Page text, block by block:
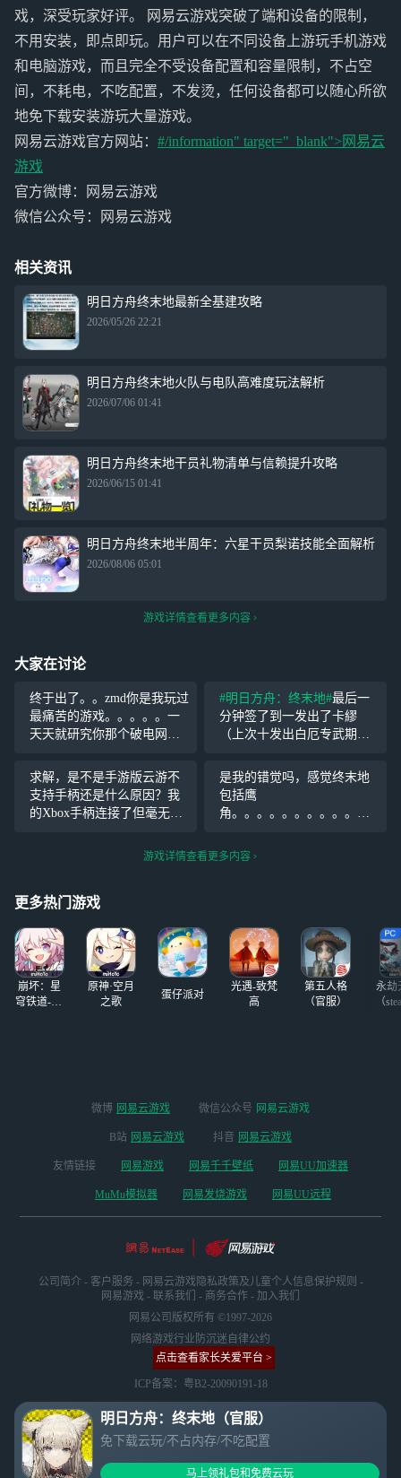
戏，深受玩家好评。 网易云游戏突破了端和设备的限制，
不用安装，即点即玩。用户可以在不同设备上游玩手机游戏
和电脑游戏，而且完全不受设备配置和容量限制，不占空
间，不耗电，不吃配置，不发烫，任何设备都可以随心所欲
地免下载安装游玩大量游戏。
网易云游戏官方网站： #/information" target="_blank"> 网易云
游戏
官方微博：网易云游戏
微信公众号：网易云游戏
明日方舟：终末地（官服）
免下载云玩/不占内存/不吃配置
马上领礼包和免费云玩
相关资讯
明日方舟终末地最新全基建攻略
2026/05/26 22:21
明日方舟终末地火队与电队高难度玩法解析
2026/07/06 01:41
明日方舟终末地干员礼物清单与信赖提升攻略
2026/06/15 01:41
明日方舟终末地半周年：六星干员梨诺技能全面解析
2026/08/06 05:01
游戏详情查看更多内容
大家在讨论
终于出了。。zmd你是我玩过
最痛苦的游戏。。。。。一
天天就研究你那个破电网还
业。。。。。。。。。 卡缪
啊。。你怎么这么帅。。。
你但凡难看一点我都不带玩
#明日方舟：终末地#最后一
分钟签了到一发出了卡繆
（上次十发出白厄专武期中
期末又要炸了吗-_-||
求解，是不是手游版云游不
支持手柄还是什么原因？我
的Xbox手柄连接了但毫无反
柄外设相关的选项 端游支持
是我的错觉吗，感觉终末地
包括鹰
角。。。。。。。。。。。。。
￣)～
游戏详情查看更多内容
更多热门游戏
崩坏：星
穹铁道-4.4
原神·空月
之歌
蛋仔派对
光遇-致梵
高
第五人格
（官服）
永劫
（
微博 网易云游戏 微信公众号 网易云游戏
B站 网易云游戏 抖音 网易云游戏
友情链接 网易游戏 网易千千壁纸 网易UU加速器
MuMu模拟器 网易发烧游戏 网易UU远程
公司简介 - 客户服务 - 网易云游戏隐私政策及儿童个人信息保护规则 -
网易游戏 - 联系我们 - 商务合作 - 加入我们
网易公司版权所有 ©1997-2026
网络游戏行业防沉迷自律公约
点击查看家长关爱平台 >
ICP备案：粤B2-20090191-18